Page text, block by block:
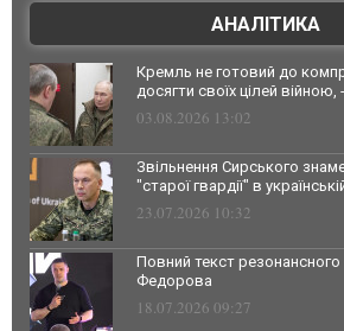
АНАЛІТИКА
Кремль не готовий до
досягти своїх цілей
03.08.2026 13:02
Звільнення Сирського
"старої гвардії" в
23.07.2026 10:32
Повний текст
Федорова
18.07.2026 09:27